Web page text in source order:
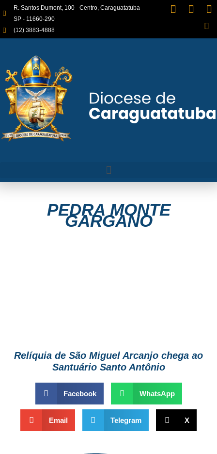
R. Santos Dumont, 100 - Centro, Caraguatatuba -
SP - 11660-290
(12) 3883-4888
PEDRA MONTE
GARGANO
Relíquia de São Miguel Arcanjo chega ao
Santuário Santo Antônio
Facebook WhatsApp
Email Telegram X